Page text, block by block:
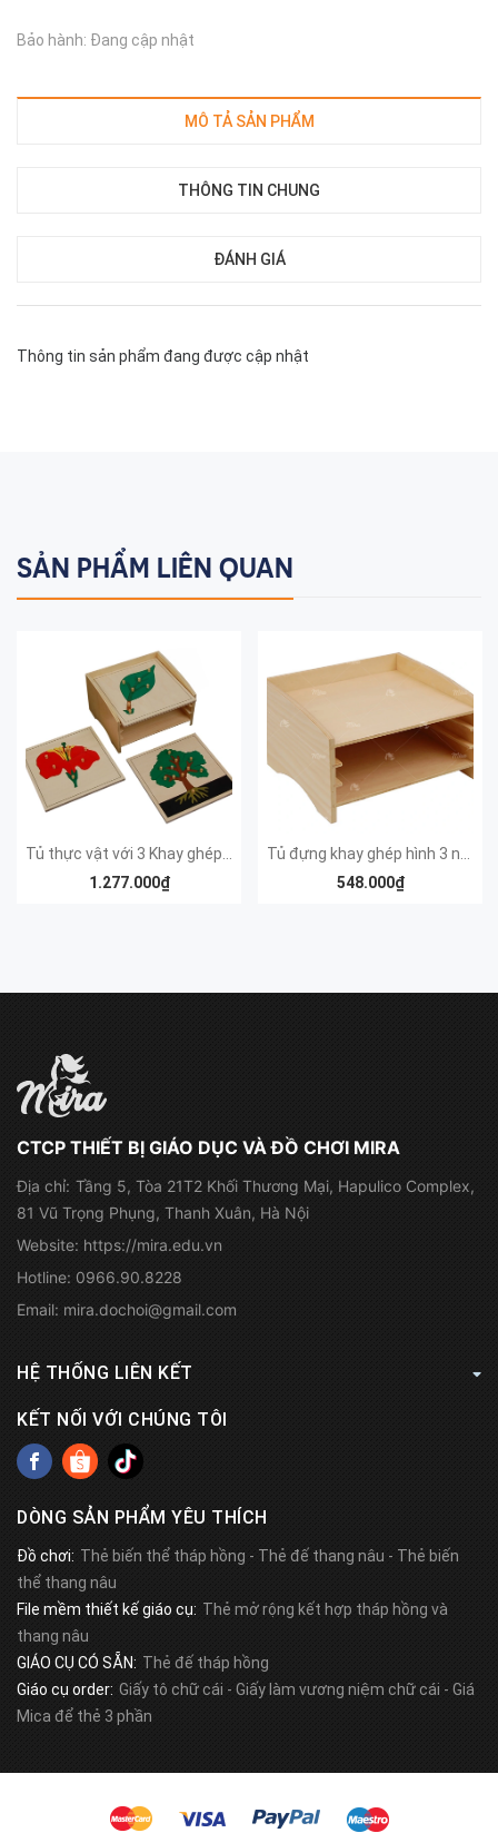
Bảo hành: Đang cập nhật
MÔ TẢ SẢN PHẨM
THÔNG TIN CHUNG
ĐÁNH GIÁ
Thông tin sản phẩm đang được cập nhật
SẢN PHẨM LIÊN QUAN
1.277.000₫
548.000₫
CTCP THIẾT BỊ GIÁO DỤC VÀ ĐỒ CHƠI MIRA
Địa chỉ: Tầng 5, Tòa 21T2 Khối Thương Mại, Hapulico Complex,
81 Vũ Trọng Phụng, Thanh Xuân, Hà Nội
Website: https://mira.edu.vn
Hotline: 0966.90.8228
Email: mira.dochoi@gmail.com
HỆ THỐNG LIÊN KẾT
KẾT NỐI VỚI CHÚNG TÔI
DÒNG SẢN PHẨM YÊU THÍCH
Đồ chơi: Thẻ biến thể tháp hồng - Thẻ đế thang nâu - Thẻ biến
thể thang nâu
File mềm thiết kế giáo cụ: Thẻ mở rộng kết hợp tháp hồng và
thang nâu
GIÁO CỤ CÓ SẴN: Thẻ đế tháp hồng
Giáo cụ order: Giấy tô chữ cái - Giấy làm vương niệm chữ cái - Giá
Mica để thẻ 3 phần